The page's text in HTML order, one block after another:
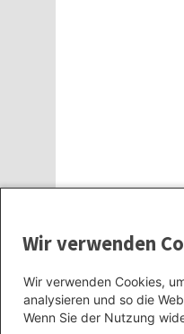
Wir verwenden
Wir verwenden Cookies,
analysieren und so die
Wenn Sie der Nutzung